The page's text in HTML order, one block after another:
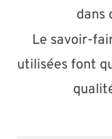
dans
Le savoir-
utilisées font